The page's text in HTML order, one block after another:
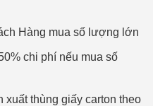
Hàng mua số lượng lớn
chi phí nếu mua số
xuất thùng giấy carton theo